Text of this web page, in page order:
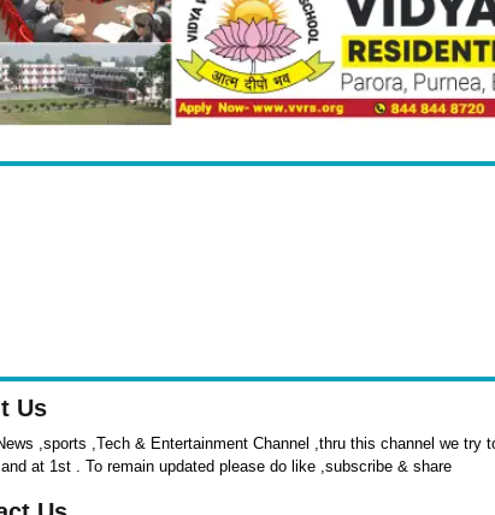
Us
,sports ,Tech & Entertainment Channel ,thru this channel we try
at 1st . To remain updated please do like ,subscribe & share